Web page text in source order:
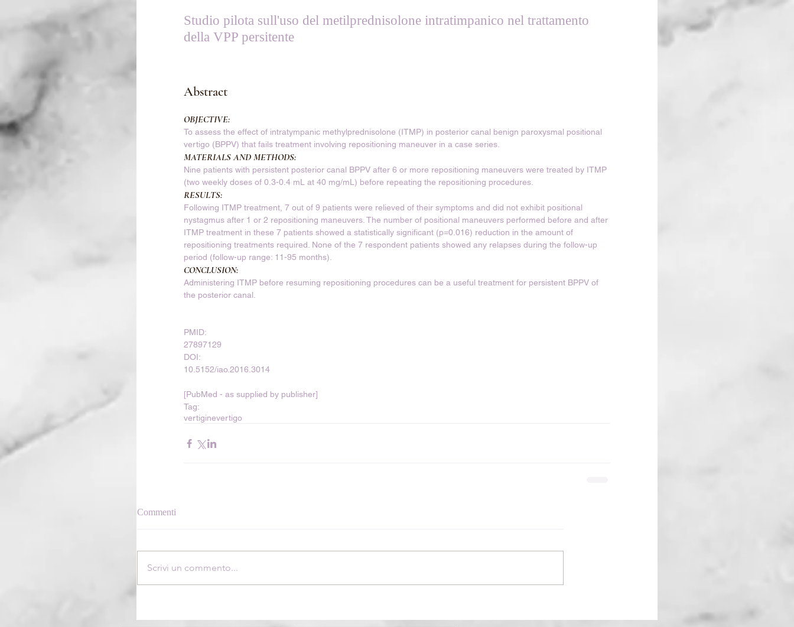
Studio pilota sull'uso del metilprednisolone intratimpanico nel trattamento
della VPP persitente
Abstract
OBJECTIVE:
To assess the effect of intratympanic methylprednisolone (ITMP) in posterior canal benign paroxysmal positional
vertigo (BPPV) that fails treatment involving repositioning maneuver in a case series.
MATERIALS AND METHODS:
Nine patients with persistent posterior canal BPPV after 6 or more repositioning maneuvers were treated by ITMP
(two weekly doses of 0.3-0.4 mL at 40 mg/mL) before repeating the repositioning procedures.
RESULTS:
Following ITMP treatment, 7 out of 9 patients were relieved of their symptoms and did not exhibit positional
nystagmus after 1 or 2 repositioning maneuvers. The number of positional maneuvers performed before and after
ITMP treatment in these 7 patients showed a statistically significant (p=0.016) reduction in the amount of
repositioning treatments required. None of the 7 respondent patients showed any relapses during the follow-up
period (follow-up range: 11-95 months).
CONCLUSION:
Administering ITMP before resuming repositioning procedures can be a useful treatment for persistent BPPV of
the posterior canal.
PMID:
27897129
DOI:
10.5152/iao.2016.3014
[PubMed - as supplied by publisher]
Tag:
vertiginevertigo
Commenti
Scrivi un commento...